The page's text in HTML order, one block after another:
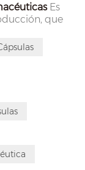
Es
que
tipo de
5. Su molde
modular de
con un error